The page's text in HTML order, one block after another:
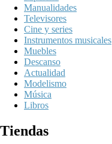
Manualidades
Televisores
Cine y series
Instrumentos musicales
Muebles
Descanso
Actualidad
Modelismo
Música
Libros
Tiendas